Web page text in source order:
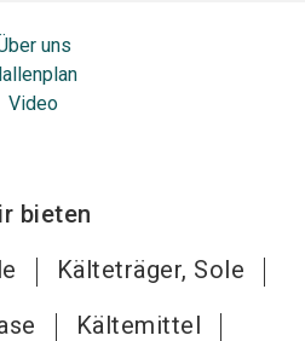
uns
Video
bieten
Kälteträger, Sole
Kältemittel